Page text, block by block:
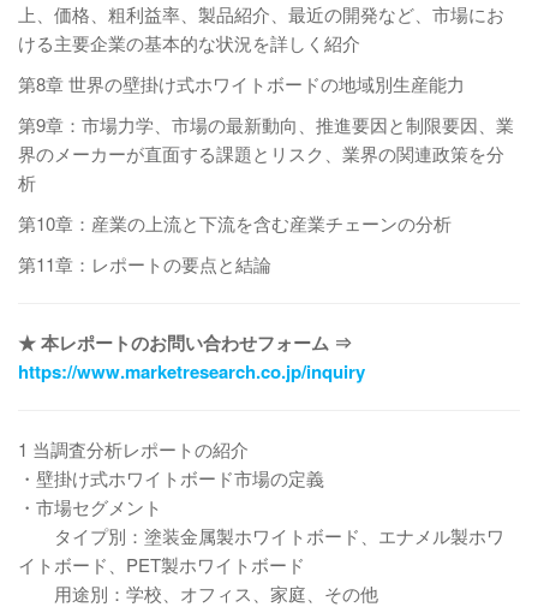
上、価格、粗利益率、製品紹介、最近の開発など、市場にお
ける主要企業の基本的な状況を詳しく紹介
第8章 世界の壁掛け式ホワイトボードの地域別生産能力
第9章：市場力学、市場の最新動向、推進要因と制限要因、業
界のメーカーが直面する課題とリスク、業界の関連政策を分
析
第10章：産業の上流と下流を含む産業チェーンの分析
第11章：レポートの要点と結論
★ 本レポートのお問い合わせフォーム ⇒
https://www.marketresearch.co.jp/inquiry
1 当調査分析レポートの紹介
・壁掛け式ホワイトボード市場の定義
・市場セグメント
タイプ別：塗装金属製ホワイトボード、エナメル製ホワ
イトボード、PET製ホワイトボード
用途別：学校、オフィス、家庭、その他